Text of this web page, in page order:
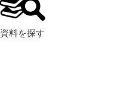
資料を探す